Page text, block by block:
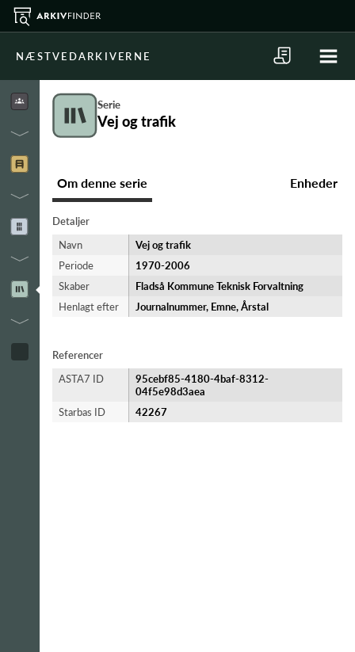
NÆSTVEDARKIVERNE
Serie
Vej og trafik
Om denne serie Enheder
Detaljer
Navn
Vej og trafik
Periode
1970-​2006
Skaber
Fladså Kommune Teknisk Forvaltning
Henlagt efter
Journalnummer, Emne, Årstal
Referencer
ASTA7 ID
95cebf85-4180-4baf-8312-
04f5e98d3aea
Starbas ID
42267